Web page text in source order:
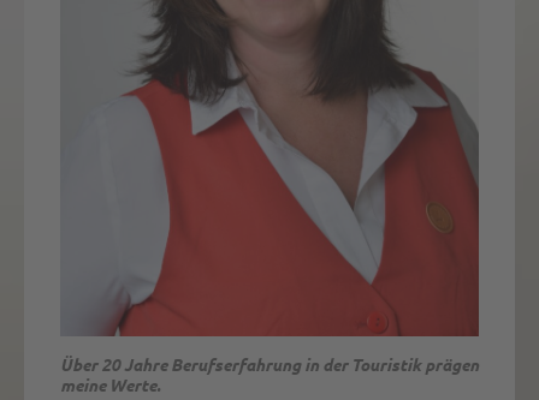
Über 20 Jahre Berufserfahrung in der Touristik prägen
meine Werte.
Vroni verrät: Kein Küchengeheimnis bleibt verborgen.
Sie kennt die Tricks, prüft die Teller und testet die